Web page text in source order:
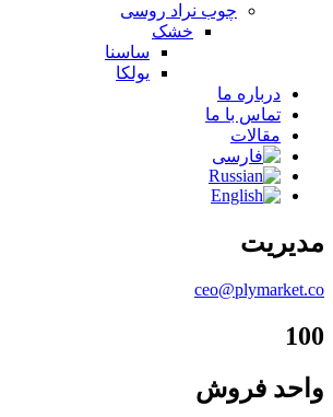
چوب نراد روسی
خشک
ساسنا
یولکا
درباره ما
تماس با ما
مقالات
مدیریت
ceo@plymarket.co
100
واحد فروش